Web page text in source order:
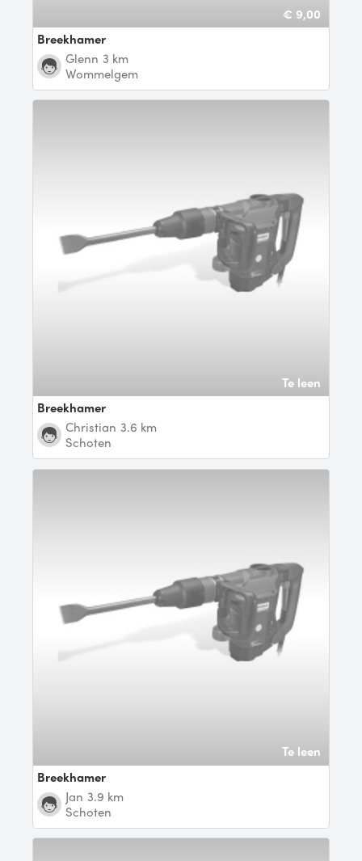
€ 9,00
Breekhamer
Glenn 3 km
Wommelgem
Te leen
Breekhamer
Christian 3.6 km
Schoten
Te leen
Breekhamer
Jan 3.9 km
Schoten